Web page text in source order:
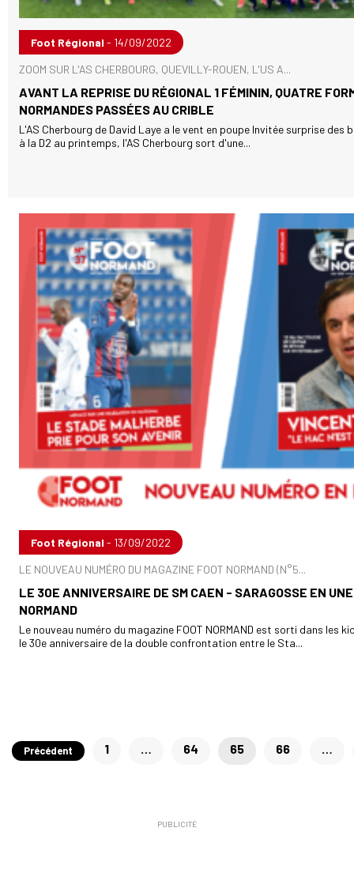
Foot Régional - 14/09/2022
ZOOM SUR L'AS CHERBOURG, QUEVILLY-ROUEN, L'US A...
AVANT LA REPRISE DU RÉGIONAL 1 FÉMININ, QUATRE
NORMANDES PASSÉES AU CRIBLE
L'AS Cherbourg de David Laye a le vent en poupe Invitée surprise des
à la D2 au printemps, l'AS Cherbourg sort d'une...
Foot Régional - 13/09/2022
LE NOUVEAU NUMÉRO DU MAGAZINE FOOT NORMAND (N°5...
LE 30E ANNIVERSAIRE DE SM CAEN - SARAGOSSE EN
NORMAND
Le nouveau numéro du magazine FOOT NORMAND est sorti dans les
le 30e anniversaire de la double confrontation entre le Sta...
Pagination
Précédent 1 64 65 66
PUBLICITÉ